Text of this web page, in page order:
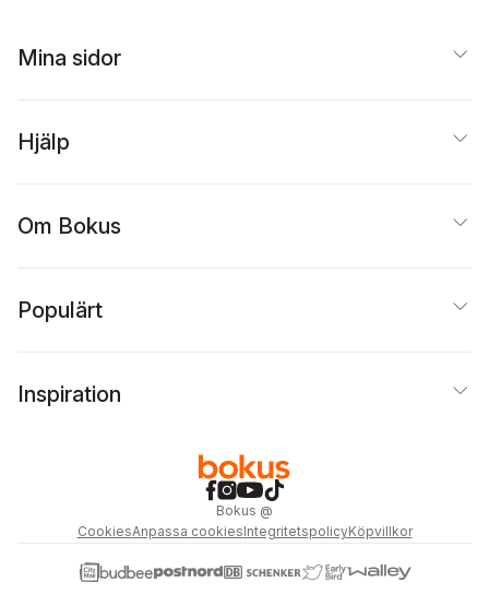
Mina sidor
Hjälp
Om Bokus
Populärt
Inspiration
Bokus @
CookiesAnpassa cookiesIntegritetspolicyKöpvillkor